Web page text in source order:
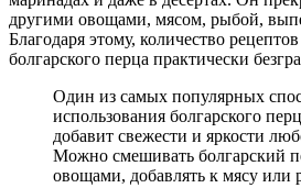
другими овощами, мясом, рыбой,
Благодаря этому, количество
болгарского перца практически
Один из самых популярных
использования болгарского
добавит свежести и яркости
Можно смешивать болгарский
овощами, добавлять к мясу или